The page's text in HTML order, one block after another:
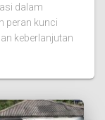
dalam
peran kunci
keberlanjutan